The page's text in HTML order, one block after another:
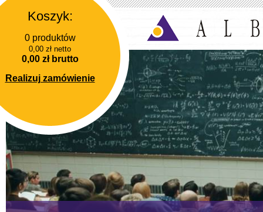
Koszyk:
0 produktów
0,00 zł netto
0,00 zł brutto
Realizuj zamówienie